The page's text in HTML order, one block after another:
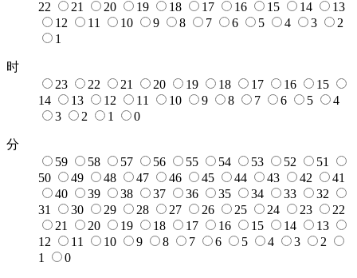
22
21 20 19 18 17 16 15 14
13
12
11 10 9 8 7 6 5 4 3
2
1
时
23
22 21 20 19 18 17 16
15
14
13 12 11 10 9 8 7 6 5
4
3
2 1 0
分
59
58 57 56 55 54 53 52
51
50
49 48 47 46 45 44 43 42
41
40
39 38 37 36 35 34 33
32
31
30 29 28 27 26 25 24 23
22
21
20 19 18 17 16 15 14
13
12
11 10 9 8 7 6 5 4 3
2
1
0